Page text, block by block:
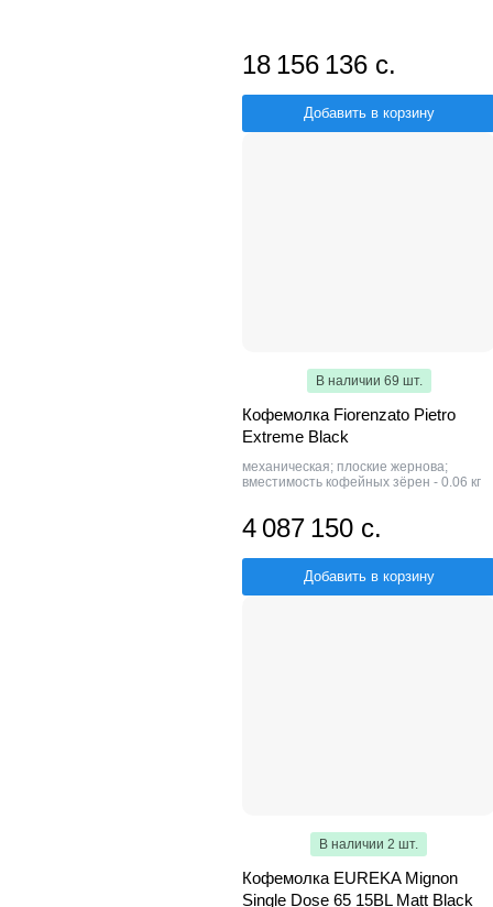
18 156 136 с.
Добавить в корзину
В наличии 69 шт.
Кофемолка Fiorenzato Pietro
Extreme Black
механическая; плоские жернова;
вместимость кофейных зёрен - 0.06 кг
4 087 150 с.
Добавить в корзину
В наличии 2 шт.
Кофемолка EUREKA Mignon
Single Dose 65 15BL Matt Black